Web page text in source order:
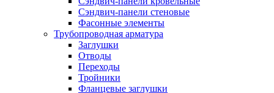
Сэндвич-панели стеновые
Фасонные элементы
Трубопроводная арматура
Заглушки
Отводы
Переходы
Тройники
Фланцевые заглушки